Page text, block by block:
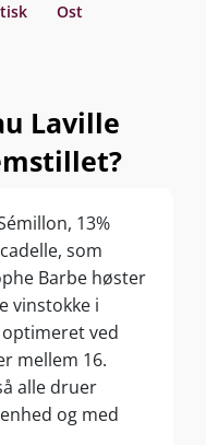
Ost
Laville
13%
som
Barbe høster
vinstokke i
ved
mellem 16.
alle druer
og med